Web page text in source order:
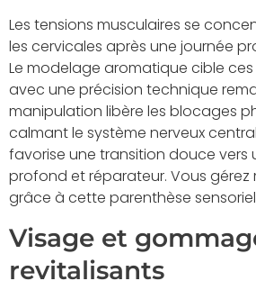
Les tensions musculaires se
les cervicales après une journée
Le modelage aromatique cible
avec une précision technique
manipulation libère les blocages
calmant le système nerveux
favorise une transition douce vers
profond et réparateur. Vous gérez
grâce à cette parenthèse
Visage et
revitalisants